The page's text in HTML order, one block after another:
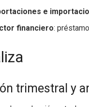
e
financiero:
trimestral y